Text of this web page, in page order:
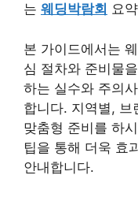
는 웨딩박람회 요
본 가이드에서는
심 절차와 준비물
하는 실수와 주의
합니다. 지역별, 브
맞춤형 준비를 하
팁을 통해 더욱 효
안내합니다.